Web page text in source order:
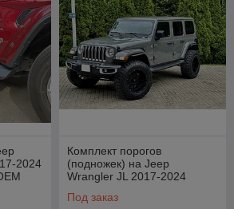
2024
Комплект порогов
(подножек) на Jeep
Wrangler JL 2017-2024
Style) 5 door
Под заказ